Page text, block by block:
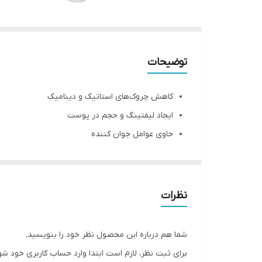
توضیحات
کاهش چروک‌های استاتیک و دینامیک
ایجاد لیفتینگ و حجم در پوست
حاوی عوامل جوان کننده
نظرات
شما هم درباره این محصول نظر خود را بنویسید.
برای ثبت نظر، لازم است ابتدا وارد حساب کاربری خود